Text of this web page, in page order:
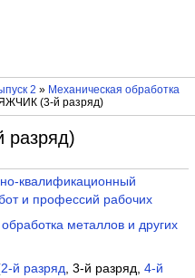
2 » Механическая обработка
(3-й разряд)
квалификационный
и профессий рабочих
металлов и других
2-й разряд , 3-й разряд, 4-й